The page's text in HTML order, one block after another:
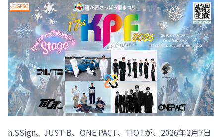
n.SSign、JUST B、ONE PACT、TIOTが、2026年2月7日